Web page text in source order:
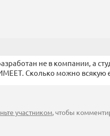
не в компании, а
Сколько можно всякую
участником, чтобы